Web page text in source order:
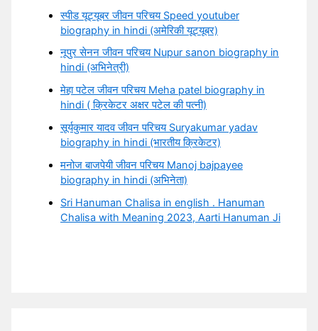
स्पीड यूट्यूबर जीवन परिचय Speed youtuber
biography in hindi (अमेरिकी यूट्यूबर)
नूपुर सेनन जीवन परिचय Nupur sanon biography in
hindi (अभिनेत्री)
मेहा पटेल जीवन परिचय Meha patel biography in
hindi ( क्रिकेटर अक्षर पटेल की पत्नी)
सूर्यकुमार यादव जीवन परिचय Suryakumar yadav
biography in hindi (भारतीय क्रिकेटर)
मनोज बाजपेयी जीवन परिचय Manoj bajpayee
biography in hindi (अभिनेता)
Sri Hanuman Chalisa in english . Hanuman
Chalisa with Meaning 2023, Aarti Hanuman Ji